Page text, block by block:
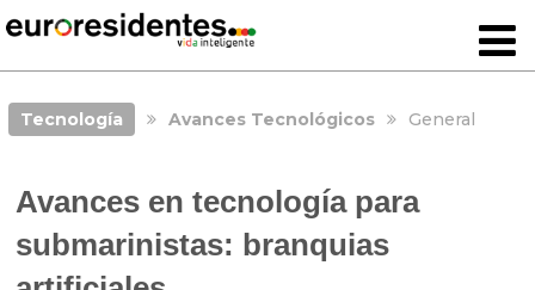
Tecnología Avances Tecnológicos General
Avances en tecnología para
submarinistas: branquias